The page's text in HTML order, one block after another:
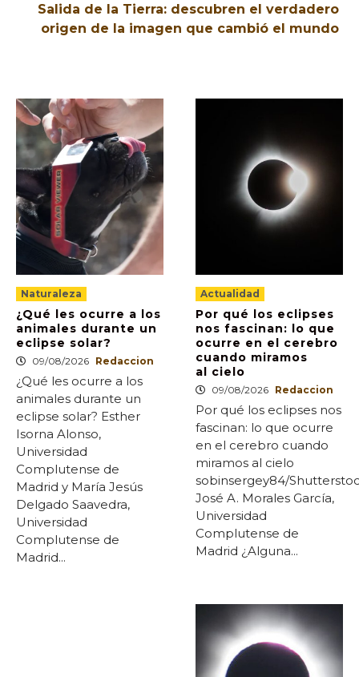
Salida de la Tierra: descubren el verdadero
origen de la imagen que cambió el mundo
Naturaleza
¿Qué les ocurre a los
animales durante un
eclipse solar?
09/08/2026 Redaccion
¿Qué les ocurre a los
animales durante un
eclipse solar? Esther
Isorna Alonso,
Universidad
Complutense de
Madrid y María Jesús
Delgado Saavedra,
Universidad
Complutense de
Madrid...
Actualidad
Por qué los eclipses
nos fascinan: lo que
ocurre en el cerebro
cuando miramos
al cielo
09/08/2026 Redaccion
Por qué los eclipses nos
fascinan: lo que ocurre
en el cerebro cuando
miramos al cielo
sobinsergey84/
José A. Morales García,
Universidad
Complutense de
Madrid ¿Alguna...